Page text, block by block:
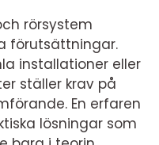
rörsystem
förutsättningar.
installationer eller
ställer krav på
En erfaren
lösningar som